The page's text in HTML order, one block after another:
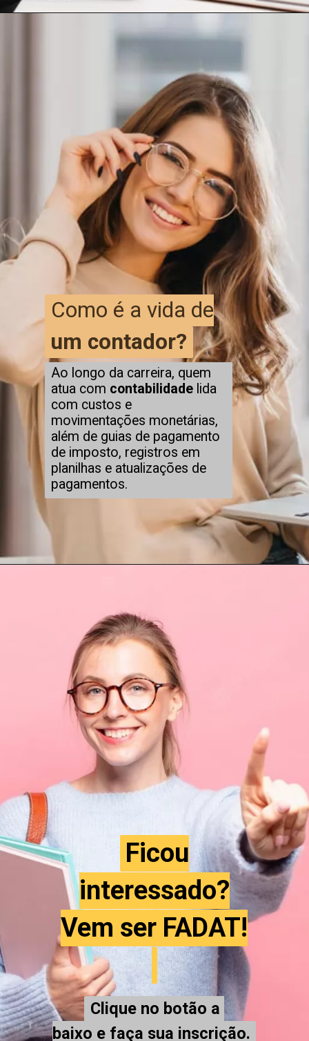
um contador?
Como é a vida de
um contador?
Ao longo da carreira, quem
atua com contabilidadelida
com custos e
movimentações monetárias,
além de guias de pagamento
de imposto, registros em
planilhas e atualizações de
pagamentos.
Ficou
interessado?
Vem ser FADAT!
Ficou
interessado?
Vem ser FADAT!
Clique no botão a
baixo e faça sua inscrição.
Clique no botão a
baixo e faça sua inscrição.